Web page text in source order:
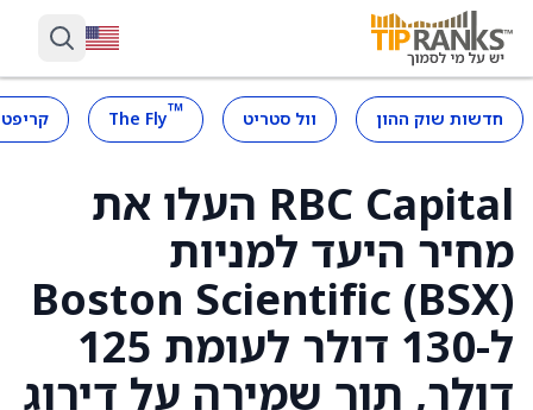
חדשות שוק ההון וול סטריט ™
The Fly
RBC Capital העלו את
מחיר היעד למניות
Boston Scientific (BSX)
ל-130 דולר לעומת 125
דולר, תוך שמירה על דירוג